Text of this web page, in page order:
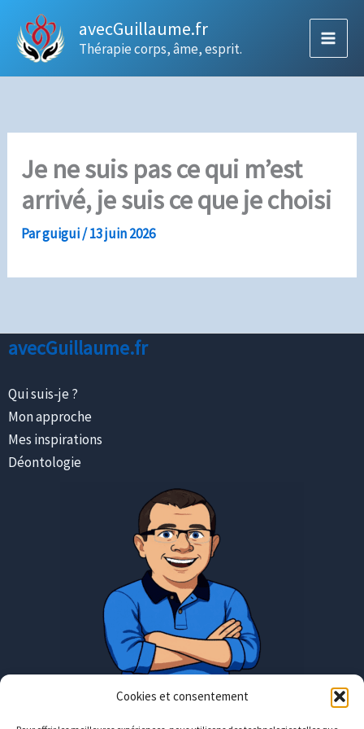
Cookies et consentement
contenu
avecGuillaume.fr
Thérapie corps, âme, esprit.
Je ne suis pas ce qui m’est
arrivé, je suis ce que je choisi
Parguigui/13 juin 2026
avecGuillaume.fr
Qui suis-je ?
Mon approche
Mes inspirations
Déontologie